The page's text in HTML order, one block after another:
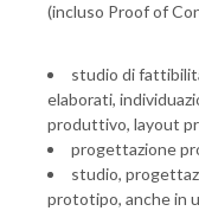
(incluso Proof of
studio di
elaborati,
produttivo, layout
progettazione
studio,
prototipo, anche in